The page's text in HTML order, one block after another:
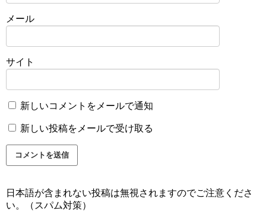
メール
サイト
新しいコメントをメールで通知
新しい投稿をメールで受け取る
日本語が含まれない投稿は無視されますのでご注意くださ
い。（スパム対策）